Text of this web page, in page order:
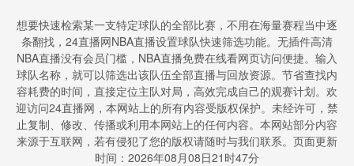
想要快速检索某一支特定球队的全部比赛，不用在海量赛程当中逐
条翻找，24直播网NBA直播设置球队快速筛选功能。无插件高清
NBA直播没有会员门槛，NBA直播免费在线看网页访问便捷。输入
球队名称，就可以筛选出该队伍全部直播与回放资源。节省查找内
容耗费的时间，直接定位主队对局，高效完成自己的观赛计划。欢
迎访问24直播网，本网站上的所有内容受版权保护。未经许可，禁
止复制、修改、传播或利用本网站上的任何内容。本网站部分内容
来源于互联网，若有侵犯了您的版权请随时与我们联系。页面更新
时间：2026年08月08日21时47分